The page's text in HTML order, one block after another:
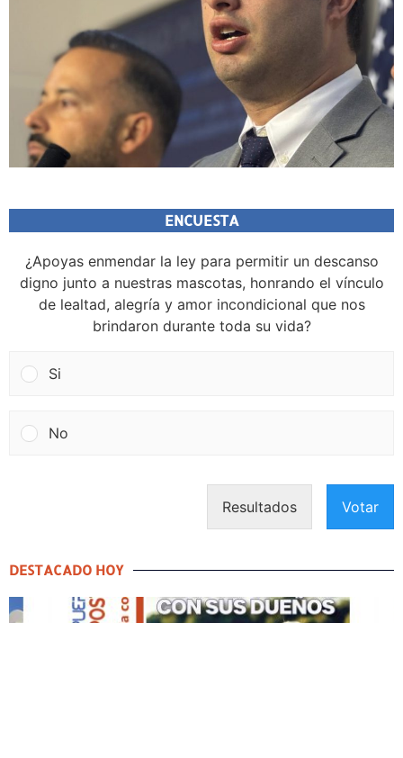
ENCUESTA
¿Apoyas enmendar la ley para permitir un descanso
digno junto a nuestras mascotas, honrando el vínculo
de lealtad, alegría y amor incondicional que nos
brindaron durante toda su vida?
Si
No
Resultados Votar
DESTACADO HOY